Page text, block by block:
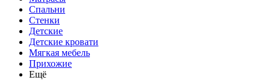
Cпальни
Стенки
Детские
Детские кровати
Мягкая мебель
Прихожие
Ещё